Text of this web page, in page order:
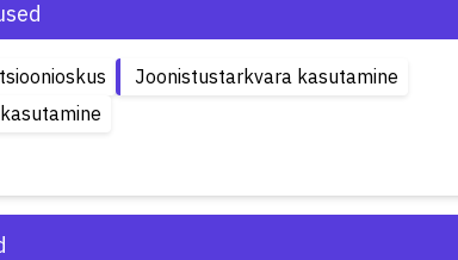
Joonistustarkvara kasutamine